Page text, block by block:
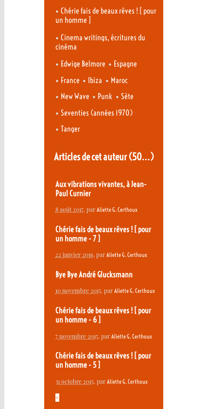
• Chérie fais de beaux rêves ! [ pour
un homme ]
• Cinema writings, écritures du
cinéma
• Edwige Belmore • Espagne
• France • Ibiza • Maroc
• New Wave • Punk • Sète
• Seventies (années 1970)
• Tanger
Articles de cet auteur(50…)
Aux vibrations vivantes, à Jean-
Paul Curnier
8 août 2017, par Aliette G. Certhoux
Chérie fais de beaux rêves ! [ pour
un homme - 7 ]
22 janvier 2016, par Aliette G. Certhoux
Bye Bye André Glucksmann
10 novembre 2015, par Aliette G. Certhoux
Chérie fais de beaux rêves ! [ pour
un homme - 6 ]
7 novembre 2015, par Aliette G. Certhoux
Chérie fais de beaux rêves ! [ pour
un homme - 5 ]
31 octobre 2015, par Aliette G. Certhoux
<